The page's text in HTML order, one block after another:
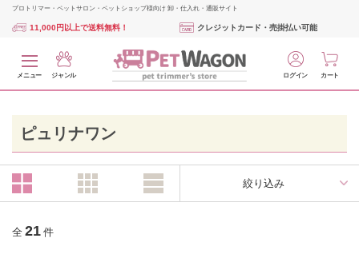
プロトリマー・ペットサロン・ペットショップ様向け 卸・仕入れ・通販サイト
11,000円以上で送料無料！ クレジットカード・売掛払い可能
メニュー ジャンル ログイン カート
ピュリナワン
絞り込み
全 21 件